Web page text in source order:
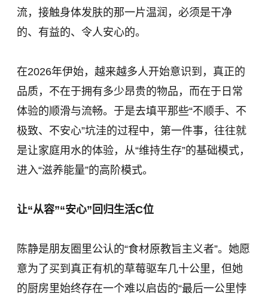
流，接触身体发肤的那一片温润，必须是干净
的、有益的、令人安心的。
在2026年伊始，越来越多人开始意识到，真正的
品质，不在于拥有多少昂贵的物品，而在于日常
体验的顺滑与流畅。于是去填平那些“不顺手、不
极致、不安心”坑洼的过程中，第一件事，往往就
是让家庭用水的体验，从“维持生存”的基础模式，
进入“滋养能量”的高阶模式。
让“从容”“安心”回归生活C位
陈静是朋友圈里公认的“食材原教旨主义者”。她愿
意为了买到真正有机的草莓驱车几十公里，但她
的厨房里始终存在一个难以启齿的“最后一公里悖